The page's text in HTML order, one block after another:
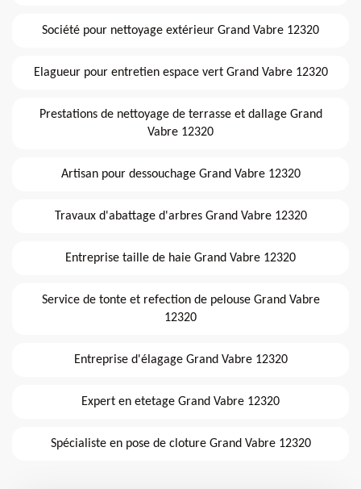
Société pour nettoyage extérieur Grand Vabre 12320
Elagueur pour entretien espace vert Grand Vabre 12320
Prestations de nettoyage de terrasse et dallage Grand
Vabre 12320
Artisan pour dessouchage Grand Vabre 12320
Travaux d'abattage d'arbres Grand Vabre 12320
Entreprise taille de haie Grand Vabre 12320
Service de tonte et refection de pelouse Grand Vabre
12320
Entreprise d'élagage Grand Vabre 12320
Expert en etetage Grand Vabre 12320
Spécialiste en pose de cloture Grand Vabre 12320